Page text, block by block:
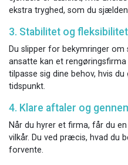
ekstra tryghed, som du
3. Stabilitet og fleksibilitet
Du slipper for bekymringer
ansatte kan et
tilpasse sig dine behov, hvis
tidspunkt.
4. Klare aftaler og
Når du hyrer et firma, får du
vilkår. Du ved præcis, hvad du
forvente.